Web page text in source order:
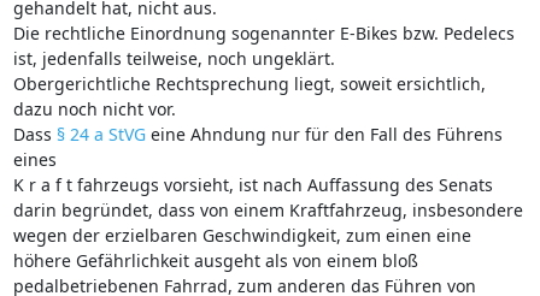
gehandelt hat, nicht aus.
Die rechtliche Einordnung sogenannter E-Bikes bzw. Pedelecs
ist, jedenfalls teilweise, noch ungeklärt.
Obergerichtliche Rechtsprechung liegt, soweit ersichtlich,
dazu noch nicht vor.
Dass § 24 a StVGeine Ahndung nur für den Fall des Führens
eines
K r a f t fahrzeugs vorsieht, ist nach Auffassung des Senats
darin begründet, dass von einem Kraftfahrzeug, insbesondere
wegen der erzielbaren Geschwindigkeit, zum einen eine
höhere Gefährlichkeit ausgeht als von einem bloß
pedalbetriebenen Fahrrad, zum anderen das Führen von